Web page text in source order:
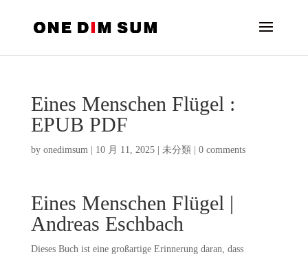
Eines Menschen Flügel :
EPUB PDF
by onedimsum| 10 月 11, 2025| 未分類 0 comments
Eines Menschen Flügel |
Andreas Eschbach
Dieses Buch ist eine großartige Erinnerung daran, dass